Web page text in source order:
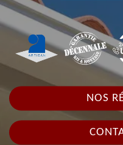
NOS